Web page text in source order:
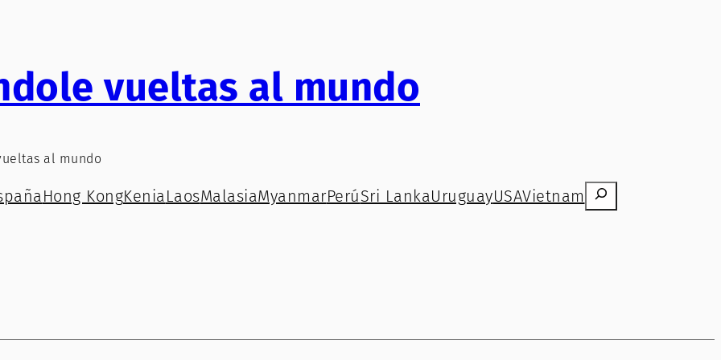
vueltas al mundo
al mundo
Hong KongKeniaLaosMalasiaMyanmarPerúSri LankaUruguayUSAVietnam Search